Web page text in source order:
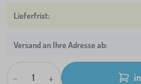
Versand an Ihre Adresse ab:
- +